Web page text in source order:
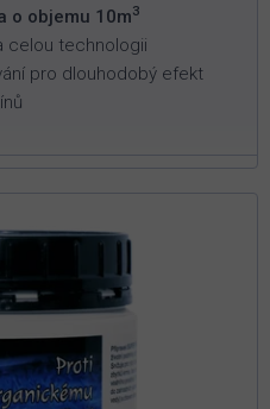
o objemu 10m3
celou technologii
pro dlouhodobý efekt